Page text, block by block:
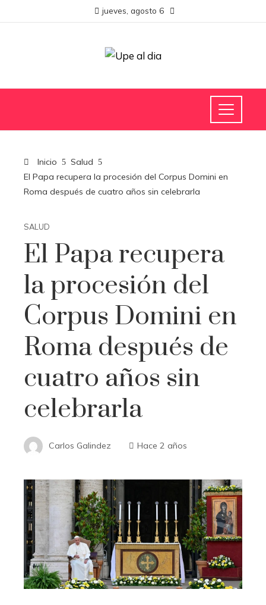
jueves, agosto 6
Inicio
Salud
El Papa recupera la procesión del Corpus Domini en
Roma después de cuatro años sin celebrarla
SALUD
El Papa recupera
la procesión del
Corpus Domini en
Roma después de
cuatro años sin
celebrarla
Carlos Galindez Hace 2 años